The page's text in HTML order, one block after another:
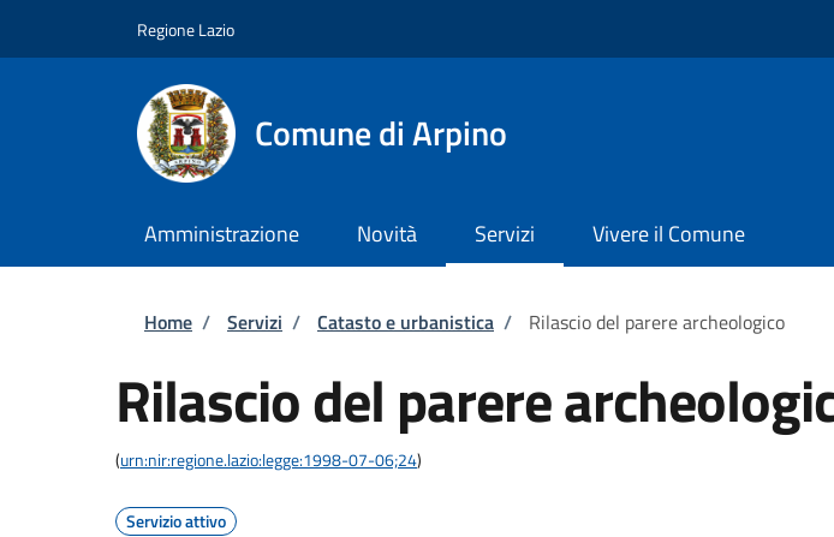
Regione Lazio
Comune di Arpino
Amministrazione Novità Servizi Vivere il Comune
Briciole di pane
Home / Servizi / Catasto e urbanistica / Rilascio del parere archeologico
Rilascio del parere
(urn:nir:regione.lazio:legge:1998-07-06;24)
Servizio attivo